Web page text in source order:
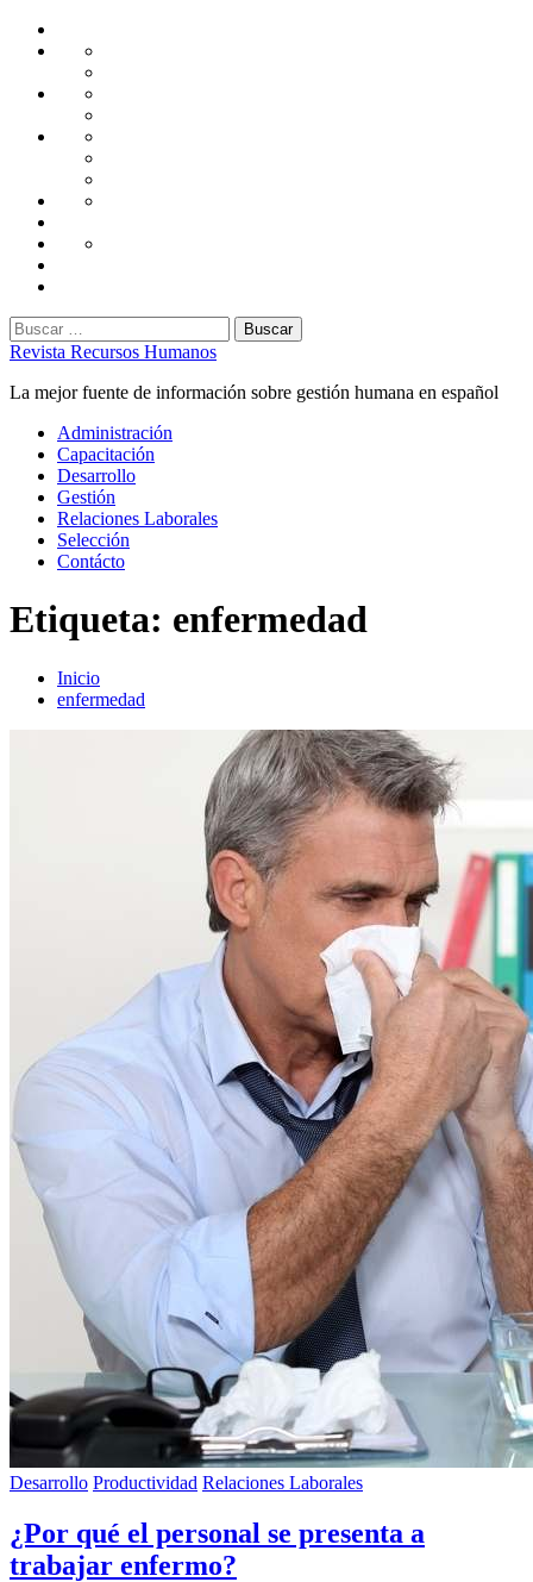
Saltar
Administración
Capacitación
Desarrollo
Gestión
Laborales
Selección
Buscar:
Revista Recursos Humanos
La mejor fuente de información sobre gestión humana en español
Menú
principal
Administración
Capacitación
Desarrollo
Gestión
Relaciones Laborales
Selección
Contácto
Etiqueta: enfermedad
Inicio
enfermedad
Desarrollo Productividad Relaciones Laborales
¿Por qué el personal se presenta a
trabajar enfermo?